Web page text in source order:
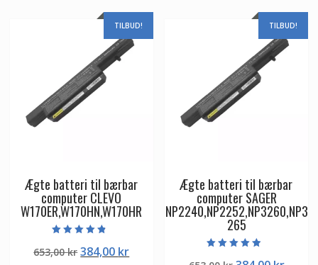
TILBUD!
Ægte batteri til bærbar
computer CLEVO
W170ER,W170HN,W170HR
4.50
ud af 5
653,00krDen
384,00 krDen
TILBUD!
Ægte batteri til bærbar
computer SAGER
NP2240,NP2252,NP3260,NP3
265